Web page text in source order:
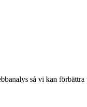
så vi kan förbättra